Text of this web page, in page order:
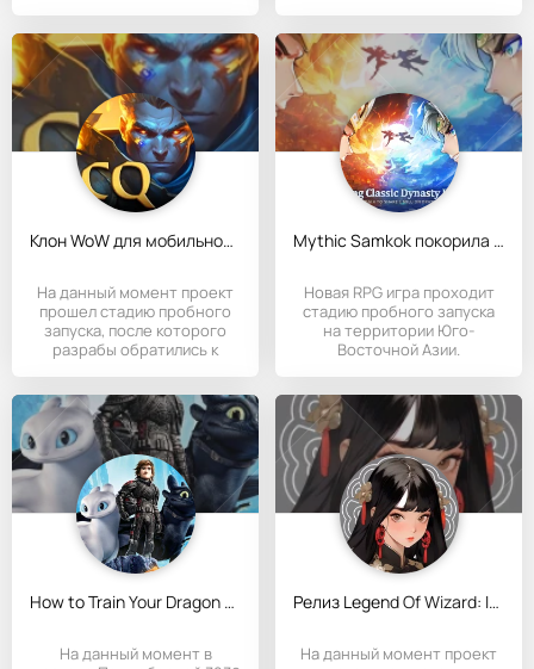
Клон WoW для мобильного гейминга - Cardio Quest
На данный момент проект
прошел стадию пробного
запуска, после которого
разрабы обратились к
Mythic Samkok покорила среднюю Азию
Новая RPG игра проходит
стадию пробного запуска
на территории Юго-
Восточной Азии.
How to Train Your Dragon - игра по мультфильму “Как приручить дракона”
На данный момент в
Релиз Legend Of Wizard: Idle RPG
На данный момент проект